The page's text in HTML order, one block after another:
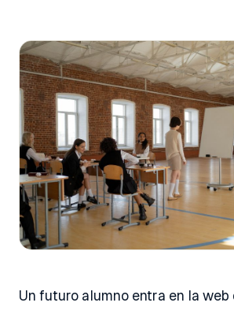
Un futuro alumno entra en la web